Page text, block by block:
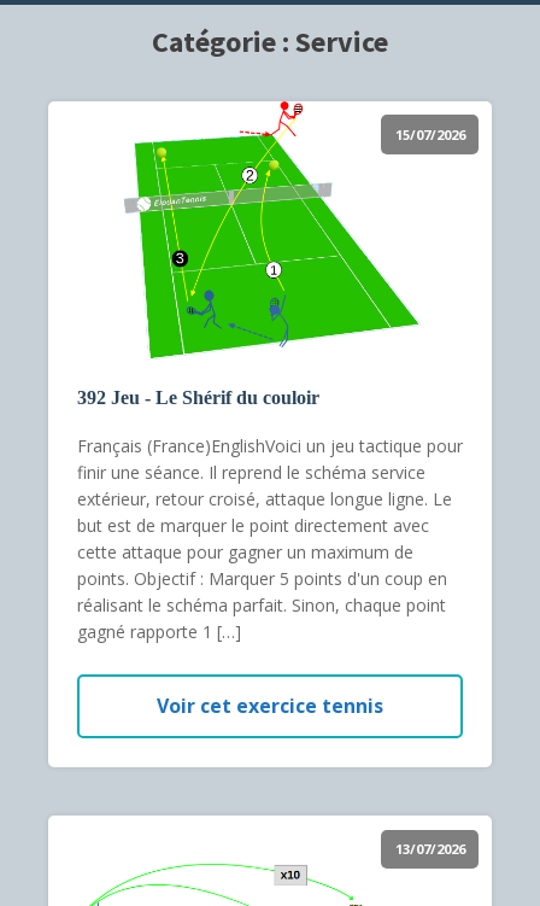
Catégorie :Service
15/07/2026
392 Jeu - Le Shérif du couloir
Français (France)EnglishVoici un jeu tactique pour
finir une séance. Il reprend le schéma service
extérieur, retour croisé, attaque longue ligne. Le
but est de marquer le point directement avec
cette attaque pour gagner un maximum de
points. Objectif : Marquer 5 points d'un coup en
réalisant le schéma parfait. Sinon, chaque point
gagné rapporte 1 […]
Voir cet exercice tennis
13/07/2026